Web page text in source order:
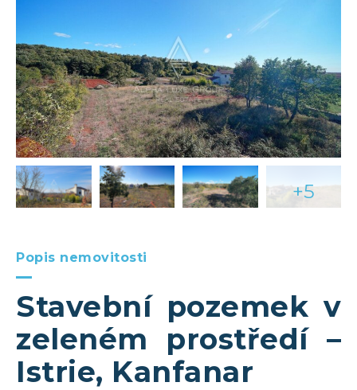
+5
Popis nemovitosti
Stavební pozemek v
zeleném prostředí –
Istrie, Kanfanar